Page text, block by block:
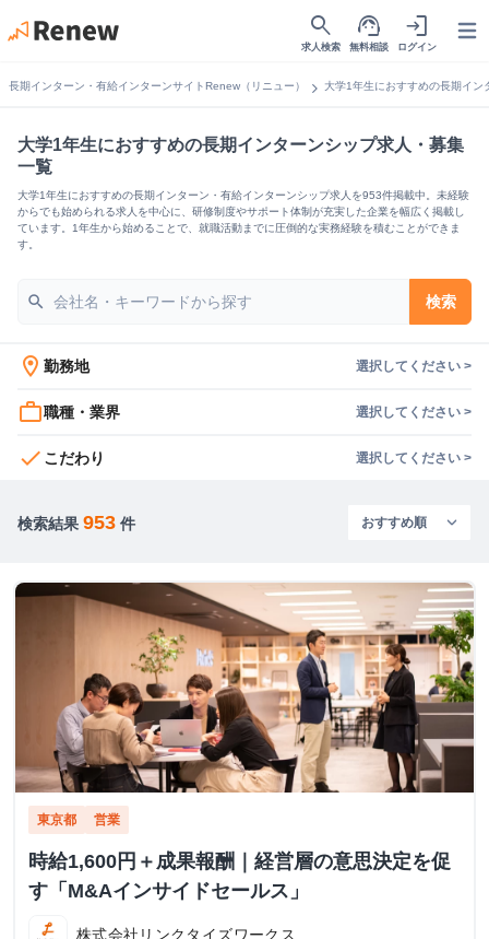
search
求人検索
support_agent
無料相談
login
ログイン
長期インターン・有給インターンサイトRenew（リニュー） chevron_right 大学1年生におすすめの長期イン
大学1年生におすすめの長期インターンシップ求人・募集
一覧
大学1年生におすすめの長期インターン・有給インターンシップ求人を953件掲載中。未経験
からでも始められる求人を中心に、研修制度やサポート体制が充実した企業を幅広く掲載し
ています。1年生から始めることで、就職活動までに圧倒的な実務経験を積むことができま
す。
search 検索
location_on 勤務地 選択してください >
work_outline職種・業界 選択してください >
check こだわり 選択してください >
検索結果 953 件
東京都 営業
時給1,600円＋成果報酬｜経営層の意思決定を促
す「M&Aインサイドセールス」
株式会社リンクタイズワークス